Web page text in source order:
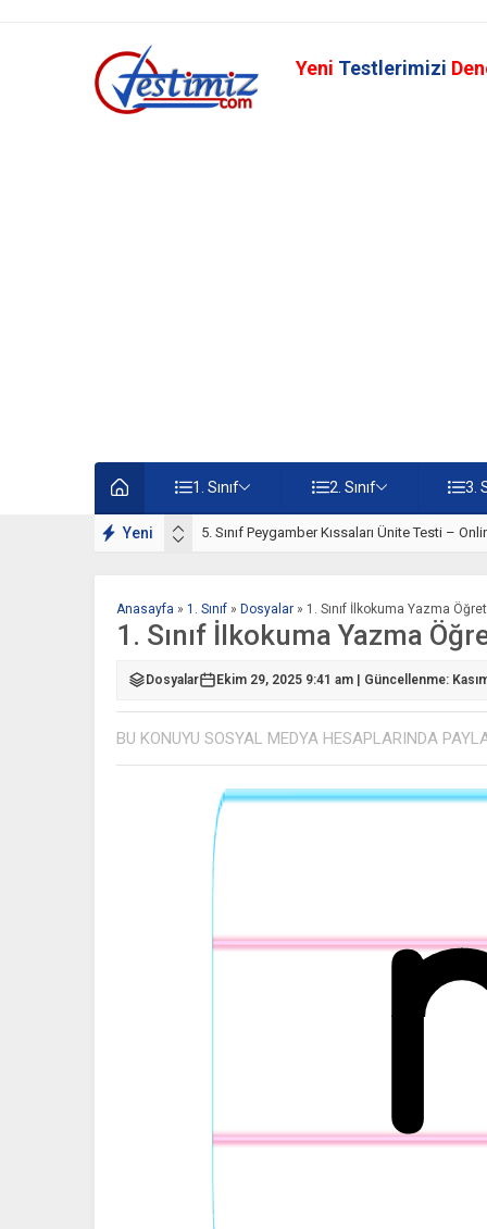
Yeni Testlerimizi
1. Sınıf 2. Sınıf 3.
Yeni 5. Sınıf Peygamber Kıssaları Ünite Testi –
Anasayfa » 1. Sınıf » Dosyalar » 1. Sınıf İlkokuma Yazma
1. Sınıf İlkokuma Yazma
Dosyalar Ekim 29, 2025 9:41 am | Güncellenme:
BU KONUYU SOSYAL MEDYA HESAPLARINDA